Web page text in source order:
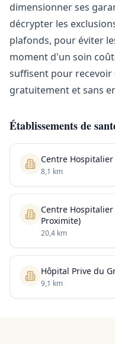
dimensionner ses
décrypter les
plafonds, pour éviter
moment d'un soin
suffisent pour
gratuitement et sans
Établissements de
Centre
8,1 km
Centre
Proximite)
20,4 km
Hôpital Prive du
9,1 km